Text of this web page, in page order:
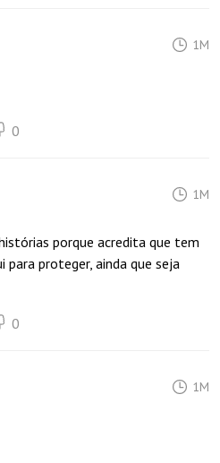
1M
0
1M
porque acredita que tem
proteger, ainda que seja
0
1M